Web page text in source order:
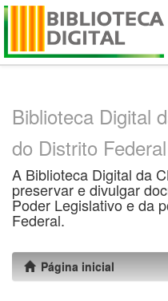
Skip
Biblioteca Digital
do Distrito Federal
A Biblioteca Digital da
preservar e divulgar
Poder Legislativo e da
Federal.
Página inicial